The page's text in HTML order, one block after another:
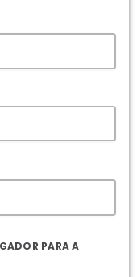
PARA A